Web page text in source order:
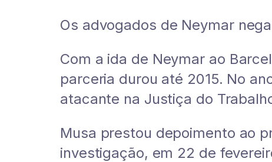
Os advogados de Neymar
Com a ida de Neymar ao
parceria durou até 2015. No
atacante na Justiça do
Musa prestou depoimento ao
investigação, em 22 de